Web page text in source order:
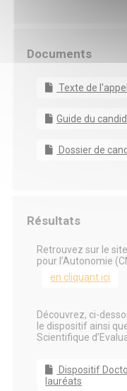
Documents
Texte de l'appel
Guide du
Dossier de
Résultats
Retrouvez sur le
pour l’Autonomie
en cliquant ici
Découvrez, ci-
le dispositif ainsi
Scientifique
Dispositif
lauréats